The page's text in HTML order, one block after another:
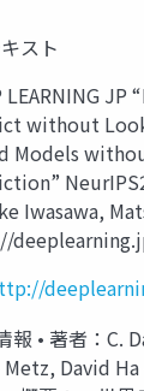
スト
LEARNING JP
without
Models
Iwasawa,
報 • 著者：C.
David